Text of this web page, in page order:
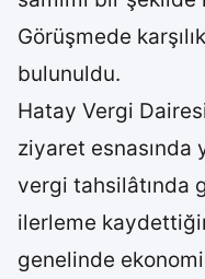
Görüşmede
bulunuldu.
Hatay Vergi
ziyaret esnasında
vergi tahsilâtında
ilerleme
genelinde